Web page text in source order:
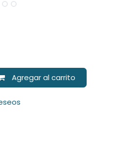
Agregar al carrito